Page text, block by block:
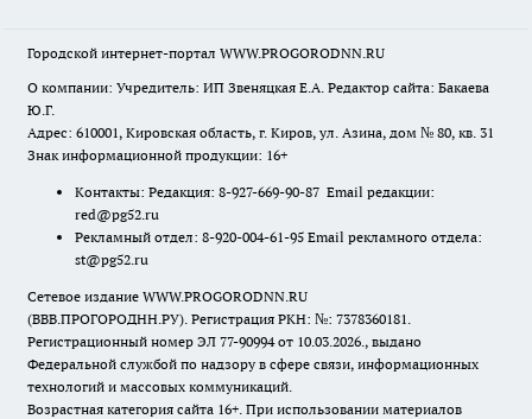
Городской интернет-портал WWW.PROGORODNN.RU
О компании: Учредитель: ИП Звеняцкая Е.А. Редактор сайта: Бакаева
Ю.Г.
Адрес: 610001, Кировская область, г. Киров, ул. Азина, дом № 80, кв. 31
Знак информационной продукции: 16+
Контакты: Редакция: 8-927-669-90-87 Email редакции:
red@pg52.ru
Рекламный отдел: 8-920-004-61-95 Email рекламного отдела:
st@pg52.ru
Сетевое издание WWW.PROGORODNN.RU
(ВВВ.ПРОГОРОДНН.РУ). Регистрация РКН: №: 7378360181.
Регистрационный номер ЭЛ 77-90994 от 10.03.2026., выдано
Федеральной службой по надзору в сфере связи, информационных
технологий и массовых коммуникаций.
Возрастная категория сайта 16+. При использовании материалов